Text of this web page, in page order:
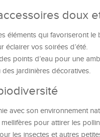
doux
éléments qui favoriseront le
éclairer vos soirées d’été.
points d’eau pour une
jardinières décoratives.
avec son environnement
pour attirer les
les insectes et autres